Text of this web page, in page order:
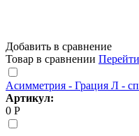
Добавить в сравнение
Товар в сравнении
Асимметрия - Грация Л -
Артикул:
0 Р